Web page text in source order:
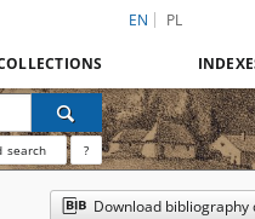
EN PL
search ?
Download bibliography